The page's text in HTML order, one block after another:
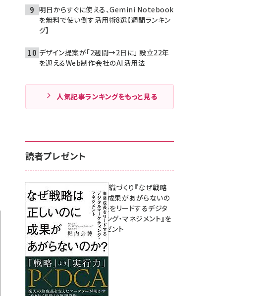
明日からすぐに使える、Gemini Notebook
を無料で使い倒す活用術8選【週間ランキン
グ】
デザイン提案が「2週間→2日に」 設立22年
を迎えるWeb制作会社のAI活用法
人気記事ランキングをもっと見る
読者プレゼント
成果を生む組織づくり『なぜ戦略
は正しいのに成果があがらないの
か？ 事業成長をリードするデジタ
ルマーケティング・マネジメント』を
3名様にプレゼント
8月7日 10:00